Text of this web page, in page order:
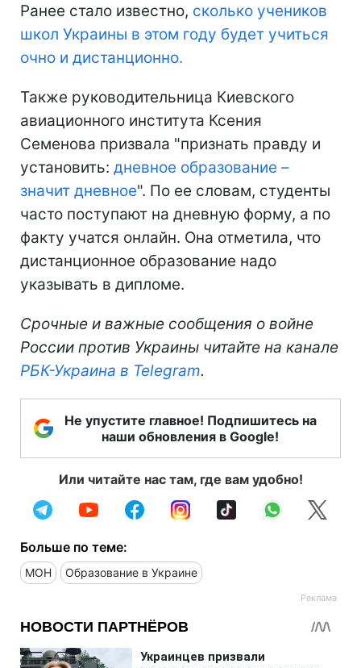
Ранее стало известно, сколько учеников
школ Украины в этом году будет учиться
очно и дистанционно.
Также руководительница Киевского
авиационного института Ксения
Семенова призвала "признать правду и
установить: дневное образование –
значит дневное". По ее словам, студенты
часто поступают на дневную форму, а по
факту учатся онлайн. Она отметила, что
дистанционное образование надо
указывать в дипломе.
Срочные и важные сообщения о войне
России против Украины читайте на канале
РБК-Украина в Telegram.
Не упустите главное! Подпишитесь на
наши обновления в Google!
Или читайте нас там, где вам удобно!
Больше по теме:
МОН Образование в Украине